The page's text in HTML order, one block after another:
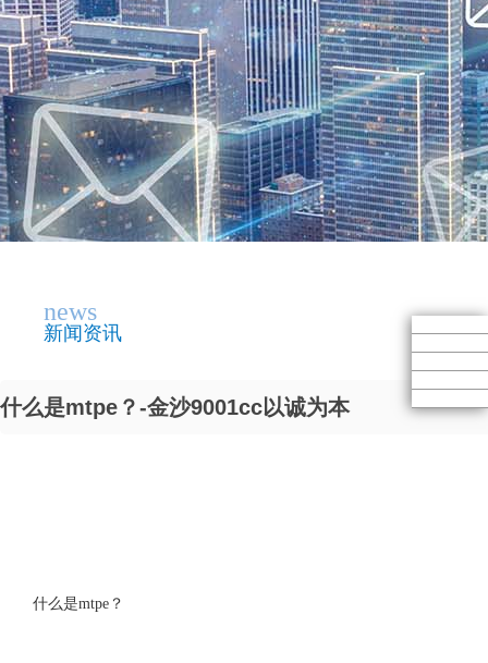
news
新闻资讯
什么是mtpe？-金沙9001cc以诚为本
什么是mtpe？